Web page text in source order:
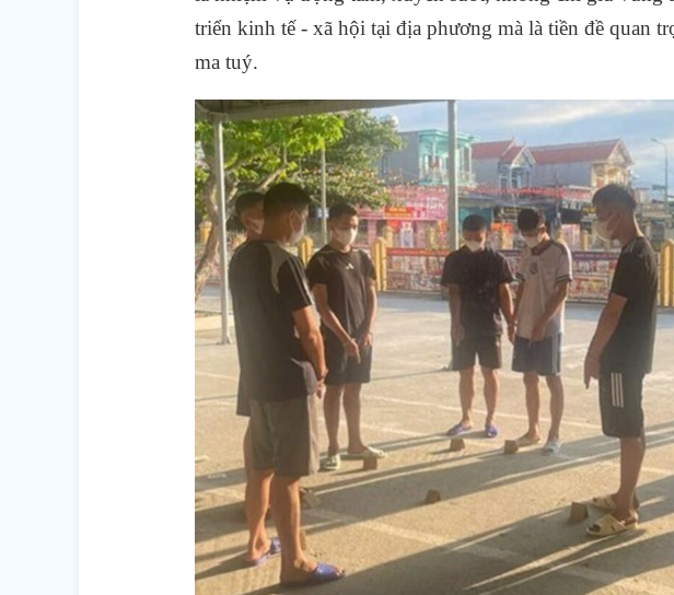
triển kinh tế - xã hội tại địa phương mà là tiền đề quan
ma tuý.